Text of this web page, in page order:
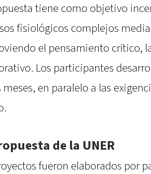
tiene como objetivo
fisiológicos complejos
el pensamiento crítico,
Los participantes
meses, en paralelo a las
de la UNER
fueron elaborados por